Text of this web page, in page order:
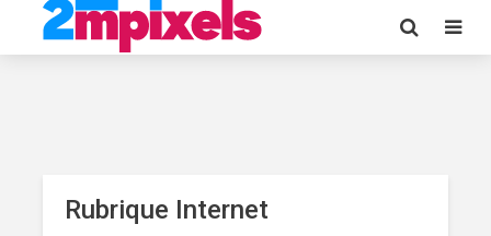
Rubrique Internet